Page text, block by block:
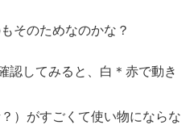
そのためなのかな？
認してみると、白＊赤で動き
）がすごくて使い物にならな